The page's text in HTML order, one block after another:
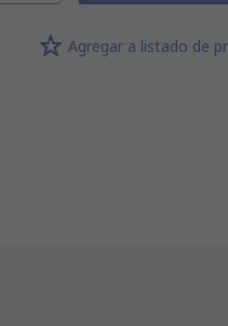
Agregar a listado de